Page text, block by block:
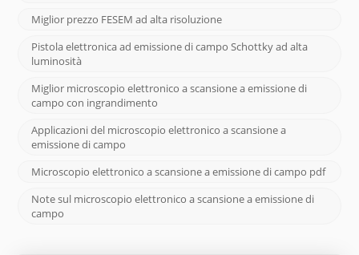
Miglior prezzo FESEM ad alta risoluzione
Pistola elettronica ad emissione di campo Schottky ad alta
luminosità
Miglior microscopio elettronico a scansione a emissione di
campo con ingrandimento
Applicazioni del microscopio elettronico a scansione a
emissione di campo
Microscopio elettronico a scansione a emissione di campo pdf
Note sul microscopio elettronico a scansione a emissione di
campo